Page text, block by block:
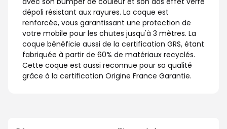
dépoli résistant aux rayures. La coque est
renforcée, vous garantissant une protection de
votre mobile pour les chutes jusqu'à 3 mètres. La
coque bénéficie aussi de la certification GRS, étant
fabriquée à partir de 60% de matériaux recyclés.
Cette coque est aussi reconnue pour sa qualité
grâce à la certification Origine France Garantie.